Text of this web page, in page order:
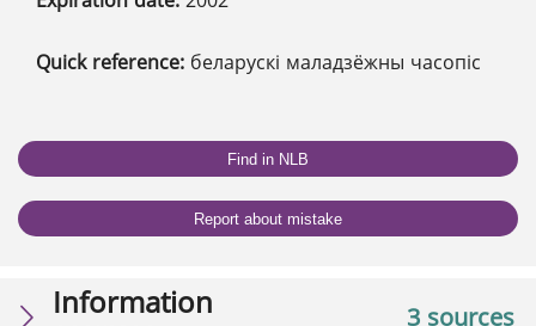
Quick reference: беларускі маладзёжны часопіс
Find in NLB
Report about mistake
3 sources
Information